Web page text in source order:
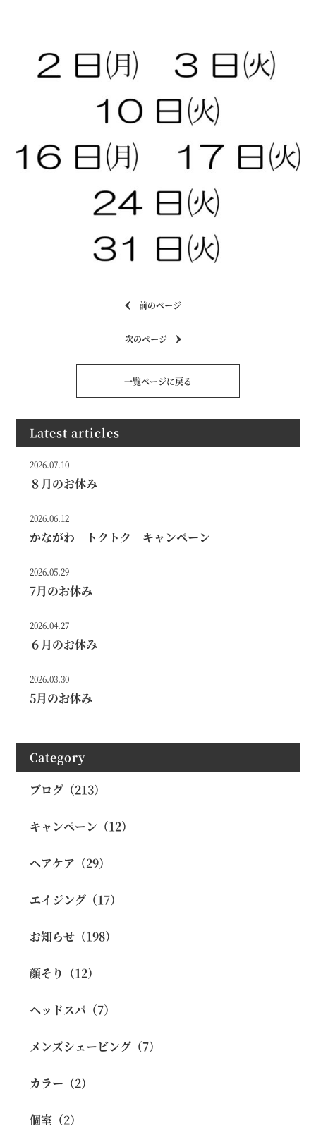
前のページ
一覧ページに戻る
次のページ
Latest articles
2026.07.10
８月のお休み
2026.06.12
かながわ トクトク キャンペーン
2026.05.29
7月のお休み
2026.04.27
６月のお休み
2026.03.30
5月のお休み
Category
ブログ（213）
キャンペーン（12）
ヘアケア（29）
エイジング（17）
お知らせ（198）
顔そり（12）
ヘッドスパ（7）
メンズシェービング（7）
カラー（2）
個室（2）